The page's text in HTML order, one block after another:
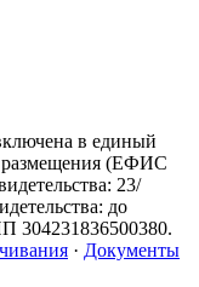
в единый
размещения (ЕФИС
23/
до
304231836500380.
· Документы